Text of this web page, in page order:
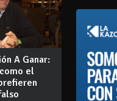
A Ganar:
el